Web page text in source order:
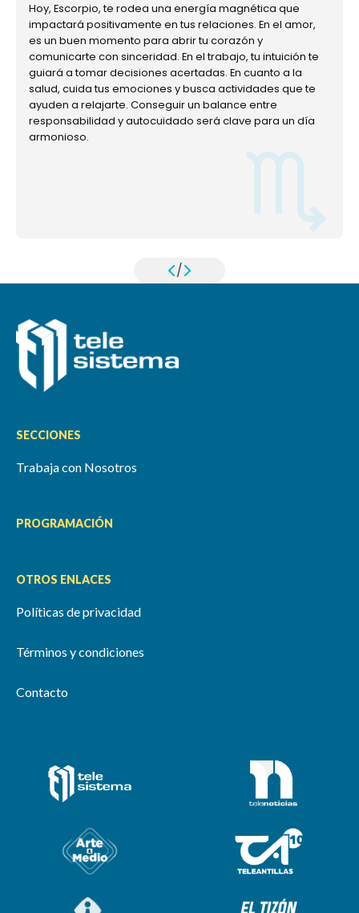
Hoy, Escorpio, te rodea una energía magnética que
impactará positivamente en tus relaciones. En el amor,
es un buen momento para abrir tu corazón y
comunicarte con sinceridad. En el trabajo, tu intuición te
guiará a tomar decisiones acertadas. En cuanto a la
salud, cuida tus emociones y busca actividades que te
ayuden a relajarte. Conseguir un balance entre
responsabilidad y autocuidado será clave para un día
armonioso.
/
SECCIONES
Trabaja con Nosotros
PROGRAMACIÓN
OTROS ENLACES
Políticas de privacidad
Términos y condiciones
Contacto